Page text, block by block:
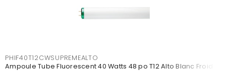
PHIF40T12CWSUPREMEALTO
Ampoule Tube Fluorescent 40 Watts 48 po T12 Alto Blanc Froid